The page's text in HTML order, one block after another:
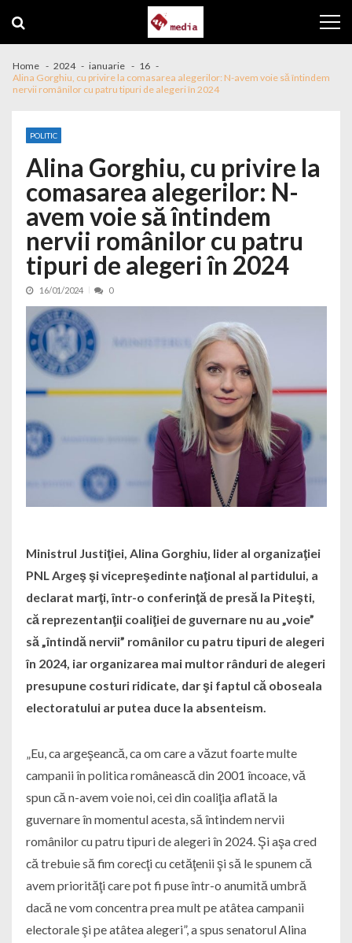
Home 2024 ianuarie
16
Alina Gorghiu, cu privire la comasarea alegerilor: N-avem voie să întindem
nervii românilor cu patru tipuri de alegeri în 2024
POLITIC
Alina Gorghiu, cu privire la
comasarea alegerilor: N-
avem voie să întindem
nervii românilor cu patru
tipuri de alegeri în 2024
16/01/2024 0
Ministrul Justiţiei, Alina Gorghiu, lider al organizaţiei
PNL Argeş şi vicepreşedinte naţional al partidului, a
declarat marţi, într-o conferinţă de presă la Piteşti,
că reprezentanţii coaliţiei de guvernare nu au „voie”
să „întindă nervii” românilor cu patru tipuri de alegeri
în 2024, iar organizarea mai multor rânduri de alegeri
presupune costuri ridicate, dar şi faptul că oboseala
electoratului ar putea duce la absenteism.
„Eu, ca argeşeancă, ca om care a văzut foarte multe
campanii în politica românească din 2001 încoace, vă
spun că n-avem voie noi, cei din coaliţia aflată la
guvernare în momentul acesta, să întindem nervii
românilor cu patru tipuri de alegeri în 2024. Şi aşa cred
că trebuie să fim corecţi cu cetăţenii şi să le spunem că
avem priorităţi care pot fi puse într-o anumită umbră
dacă ne vom concentra prea mult pe atâtea campanii
electorale şi pe atâtea alegeri”, a spus senatorul Alina